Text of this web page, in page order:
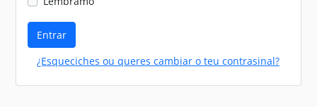
Entrar
¿Esqueciches ou queres cambiar o teu contrasinal?